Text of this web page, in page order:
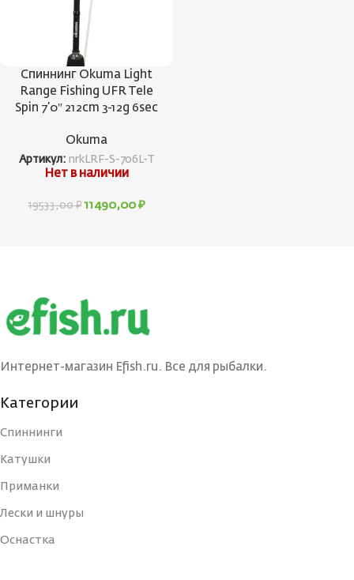
Спиннинг Okuma Light
Range Fishing UFR Tele
Spin 7’0″ 212cm 3-12g 6sec
Okuma
Артикул: nrkLRF-S-706L-T
Нет в наличии
19533,00₽ 11490,00 ₽
Интернет-магазин Efish.ru. Все для рыбалки.
Категории
Спиннинги
Катушки
Приманки
Лески и шнуры
Оснастка